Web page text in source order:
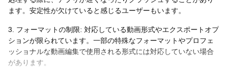
ます。安定性が欠けていると感じるユーザーもいます。
3. フォーマットの制限: 対応している動画形式やエクスポートオプ
ションが限られています。一部の特殊なフォーマットやプロフェ
ッショナルな動画編集で使用される形式には対応していない場合
があります。